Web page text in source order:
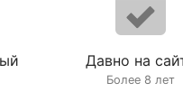
Давно на
Более 8 лет